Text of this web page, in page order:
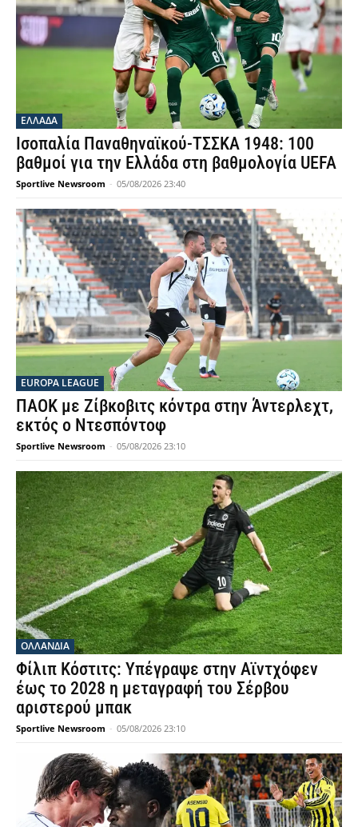
ΕΛΛΑΔΑ
Ισοπαλία Παναθηναϊκού-ΤΣΣΚΑ 1948: 100
βαθμοί για την Ελλάδα στη βαθμολογία UEFA
Sportlive Newsroom - 05/08/2026 23:40
EUROPA LEAGUE
ΠΑΟΚ με Ζίβκοβιτς κόντρα στην Άντερλεχτ,
εκτός ο Ντεσπόντοφ
Sportlive Newsroom - 05/08/2026 23:10
OΛΛΑΝΔΊΑ
Φίλιπ Κόστιτς: Υπέγραψε στην Αϊντχόφεν
έως το 2028 η μεταγραφή του Σέρβου
αριστερού μπακ
Sportlive Newsroom - 05/08/2026 23:10